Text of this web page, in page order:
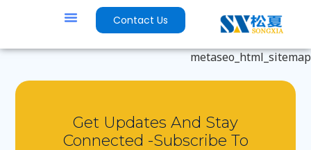
Contact Us
metaseo_html_sitemap
Get Updates And Stay
Connected -Subscribe To